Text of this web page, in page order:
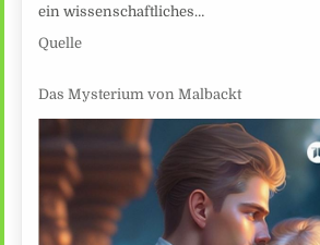
ein wissenschaftliches…
Quelle
Das Mysterium von Malbackt